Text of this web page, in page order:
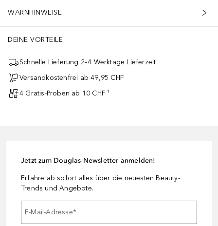
WARNHINWEISE
DEINE VORTEILE
Schnelle Lieferung 2–4 Werktage Lieferzeit
Versandkostenfrei ab 49,95 CHF
4 Gratis-Proben ab 10 CHF ¹
Jetzt zum Douglas-Newsletter anmelden!
Erfahre ab sofort alles über die neuesten Beauty-
Trends und Angebote.
E-Mail-Adresse*